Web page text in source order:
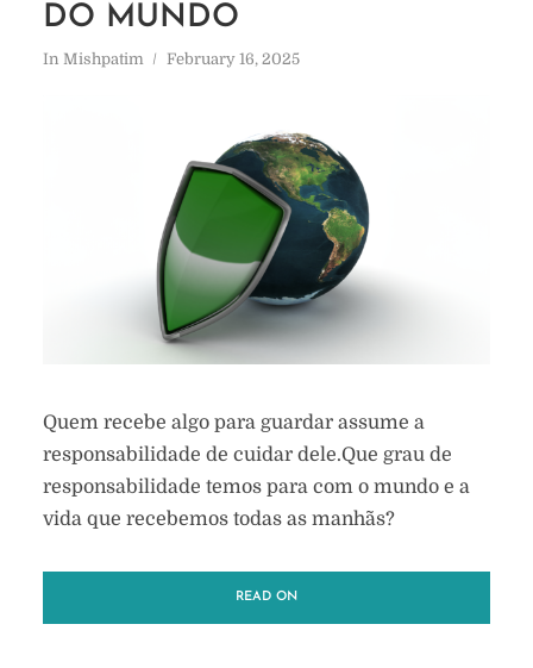
DO MUNDO
In Mishpatim February 16, 2025
Quem recebe algo para guardar assume a
responsabilidade de cuidar dele.Que grau de
responsabilidade temos para com o mundo e a
vida que recebemos todas as manhãs?
READ ON